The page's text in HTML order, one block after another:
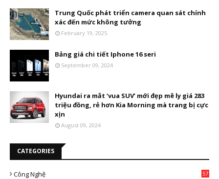
Trung Quốc phát triển camera quan sát chính
xác đến mức không tưởng
February 19, 2025
Bảng giá chi tiết Iphone 16 seri
September 09, 2024
Hyundai ra mắt ‘vua SUV’ mới đẹp mê ly giá 283
triệu đồng, rẻ hơn Kia Morning mà trang bị cực
xịn
August 09, 2024
CATEGORIES
Công Nghệ 57